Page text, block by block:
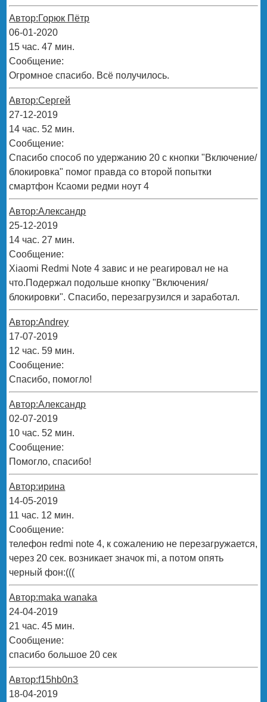
Автор:Горюк Пётр
06-01-2020
15 час. 47 мин.
Сообщение:
Огромное спасибо. Всё получилось.
Автор:Сергей
27-12-2019
14 час. 52 мин.
Сообщение:
Спасибо способ по удержанию 20 с кнопки "Включение/
блокировка" помог правда со второй попытки
смартфон Ксаоми редми ноут 4
Автор:Александр
25-12-2019
14 час. 27 мин.
Сообщение:
Xiaomi Redmi Note 4 завис и не реагировал не на
что.Подержал подольше кнопку "Включения/
блокировки". Спасибо, перезагрузился и заработал.
Автор:Andrey
17-07-2019
12 час. 59 мин.
Сообщение:
Спасибо, помогло!
Автор:Александр
02-07-2019
10 час. 52 мин.
Сообщение:
Помогло, спасибо!
Автор:ирина
14-05-2019
11 час. 12 мин.
Сообщение:
телефон redmi note 4, к сожалению не перезагружается,
через 20 сек. возникает значок mi, а потом опять
черный фон:(((
Автор:maka wanaka
24-04-2019
21 час. 45 мин.
Сообщение:
спасибо большое 20 сек
Автор:f15hb0n3
18-04-2019